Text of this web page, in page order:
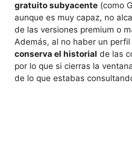
gratuito subyacente (como
aunque es muy capaz, no
de las versiones premium o
Además, al no haber un
conserva el historial de las
por lo que si cierras la
de lo que estabas